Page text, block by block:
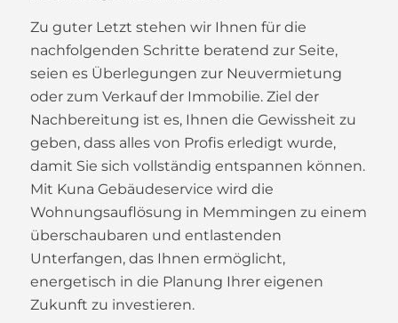
Zu guter Letzt stehen wir Ihnen für die
nachfolgenden Schritte beratend zur Seite,
seien es Überlegungen zur Neuvermietung
oder zum Verkauf der Immobilie. Ziel der
Nachbereitung ist es, Ihnen die Gewissheit zu
geben, dass alles von Profis erledigt wurde,
damit Sie sich vollständig entspannen können.
Mit Kuna Gebäudeservice wird die
Wohnungsauflösung in Memmingen zu einem
überschaubaren und entlastenden
Unterfangen, das Ihnen ermöglicht,
energetisch in die Planung Ihrer eigenen
Zukunft zu investieren.